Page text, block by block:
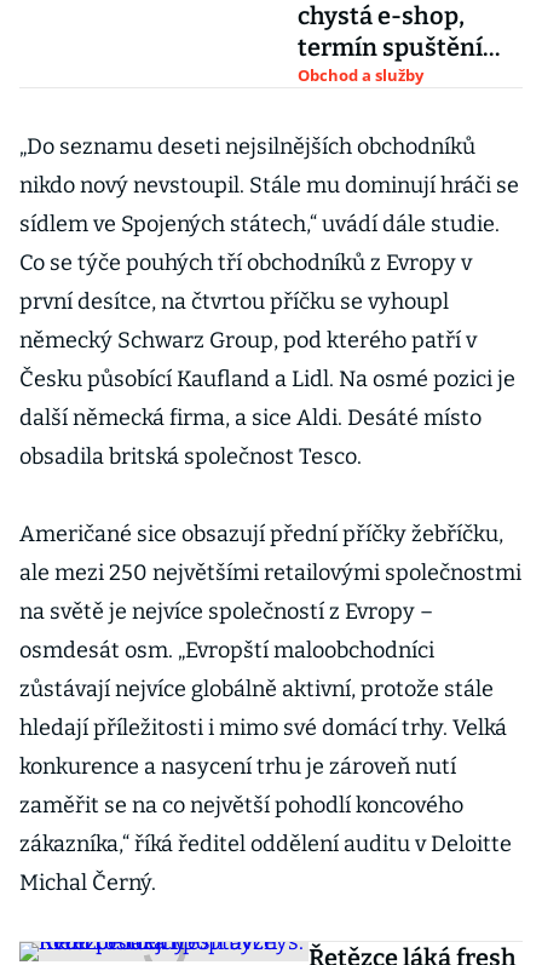
chystá e-shop,
termín spuštění
zatím nemá
Obchod a služby
„Do seznamu deseti nejsilnějších obchodníků
nikdo nový nevstoupil. Stále mu dominují hráči se
sídlem ve Spojených státech,“ uvádí dále studie.
Co se týče pouhých tří obchodníků z Evropy v
první desítce, na čtvrtou příčku se vyhoupl
německý Schwarz Group, pod kterého patří v
Česku působící Kaufland a Lidl. Na osmé pozici je
další německá firma, a sice Aldi. Desáté místo
obsadila britská společnost Tesco.
Američané sice obsazují přední příčky žebříčku,
ale mezi 250 největšími retailovými společnostmi
na světě je nejvíce společností z Evropy –
osmdesát osm. „Evropští maloobchodníci
zůstávají nejvíce globálně aktivní, protože stále
hledají příležitosti i mimo své domácí trhy. Velká
konkurence a nasycení trhu je zároveň nutí
zaměřit se na co největší pohodlí koncového
zákazníka,“ říká ředitel oddělení auditu v Deloitte
Michal Černý.
Řetězce láká fresh